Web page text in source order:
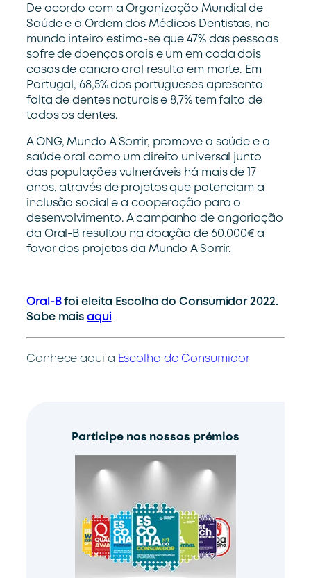
De acordo com a Organização Mundial de
Saúde e a Ordem dos Médicos Dentistas, no
mundo inteiro estima-se que 47% das pessoas
sofre de doenças orais e um em cada dois
casos de cancro oral resulta em morte. Em
Portugal, 68,5% dos portugueses apresenta
falta de dentes naturais e 8,7% tem falta de
todos os dentes.
A ONG, Mundo A Sorrir, promove a saúde e a
saúde oral como um direito universal junto
das populações vulneráveis há mais de 17
anos, através de projetos que potenciam a
inclusão social e a cooperação para o
desenvolvimento. A campanha de angariação
da Oral-B resultou na doação de 60.000€ a
favor dos projetos da Mundo A Sorrir.
Oral-Bfoi eleita Escolha do Consumidor 2022.
Sabe maisaqui
Conhece aqui a Escolha do Consumidor
Participe nos nossos prémios